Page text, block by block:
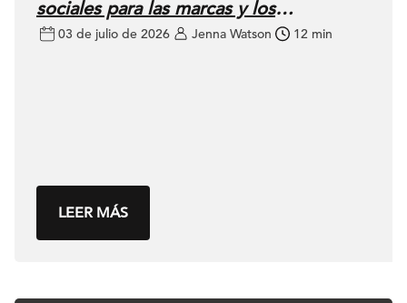
sociales para las marcas y los
anunciantes
03 de julio de 2026 Jenna Watson 12 min
LEER MÁS